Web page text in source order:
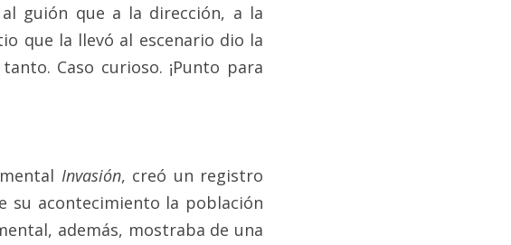
guión que a la dirección, a la
que la llevó al escenario dio la
Caso curioso. ¡Punto para
Invasión, creó un registro
su acontecimiento la población
además, mostraba de una